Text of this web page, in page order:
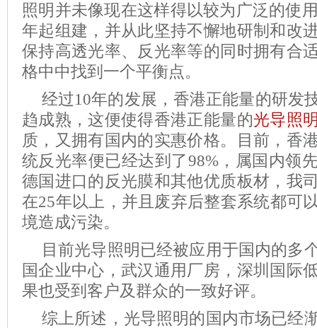
照明并未像现在这样得以较为广泛的使
年起组建，并从此坚持不懈地研制和改
保持高透光率、反光率等的同时拥有合
格中中找到一个平衡点。
经过10年的发展，香港正能量的研发
趋成熟，这便使得香港正能量的光导照
质，又拥有国内的实惠价格。目前，香
统反光率便已经达到了98%，属国内领
德国进口的反光膜和其他优质板材，我
在25年以上，并且废弃后整套系统都可
境造成污染。
目前光导照明已经被应用于国内的多
国企业中心，武汉通用厂房，深圳国际
果也受到客户及群众的一致好评。
综上所述，光导照明的国内市场已经